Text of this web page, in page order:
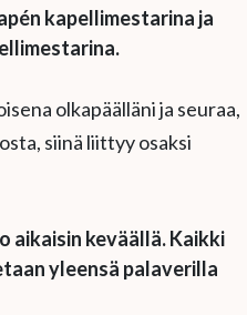
kapellimestarina ja
olkapäälläni ja seuraa,
siinä liittyy osaksi
keväällä. Kaikki
yleensä palaverilla